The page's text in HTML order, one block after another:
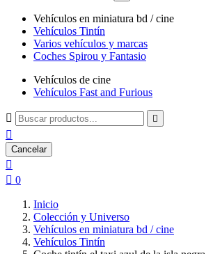
Vehículos en miniatura bd / cine
Vehículos Tintín
Varios vehículos y marcas
Coches Spirou y Fantasio
Vehículos de cine
Vehículos Fast and Furious
 

Cancelar

 0
Inicio
Colección y Universo
Vehículos en miniatura bd / cine
Vehículos Tintín